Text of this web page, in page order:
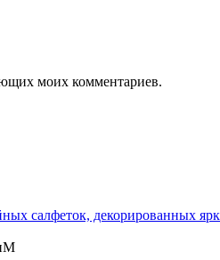
моих комментариев.
салфеток, декорированных